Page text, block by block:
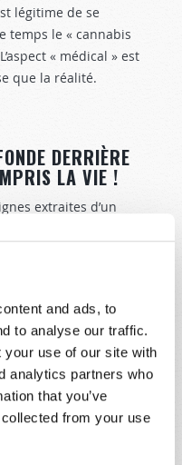
and ads, to
to analyse our traffic.
your use of our site with
analytics partners who
that you’ve
from your use
légitime de se
temps le « cannabis
« médical » est
que la réalité.
DERRIÈRE
LA VIE !
extraites d’un
juillet 2018, Dr
devraient pas
toxique pour
avec des
et structurels
des jeunes qui
du cannabis. Le